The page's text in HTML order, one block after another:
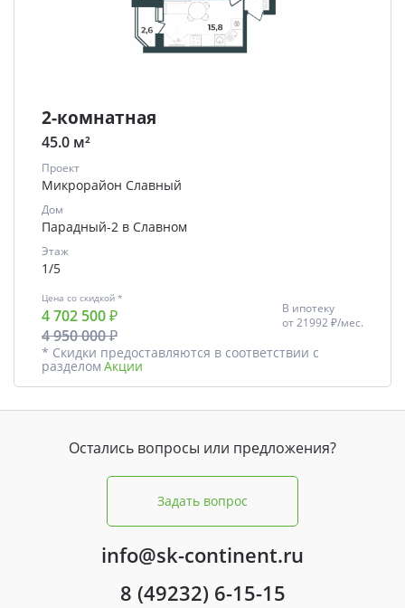
2-комнатная
45.0 м²
Проект
Микрорайон Славный
Дом
Парадный-2 в Славном
Этаж
1/5
Цена со скидкой *
4 702 500 ₽
4 950 000 ₽
В ипотеку
от21992 ₽/мес.
* Скидки предоставляются в соответствии с
разделом Акции
Остались вопросы или предложения?
Задать вопрос
info@sk-continent.ru
8 (49232) 6-15-15